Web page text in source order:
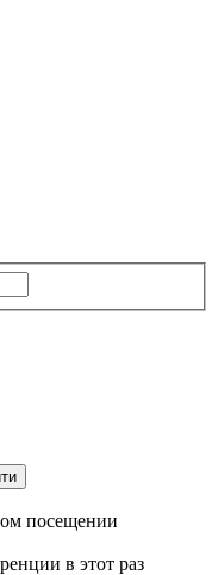
посещении
в этот раз